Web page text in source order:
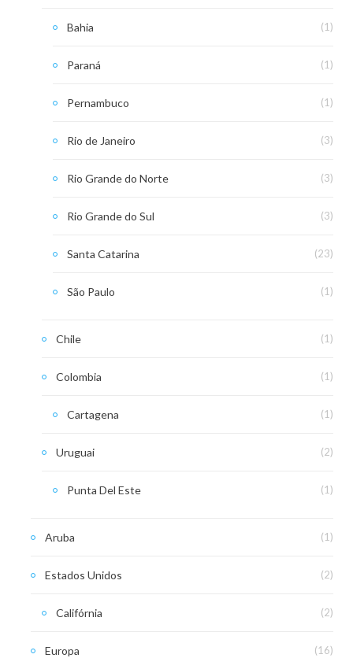
Bahia (1)
Paraná (1)
Pernambuco (1)
Rio de Janeiro (3)
Rio Grande do Norte (3)
Rio Grande do Sul (3)
Santa Catarina (23)
São Paulo (1)
Chile (1)
Colombia (1)
Cartagena (1)
Uruguai (2)
Punta Del Este (1)
Aruba (1)
Estados Unidos (2)
Califórnia (2)
Europa (16)